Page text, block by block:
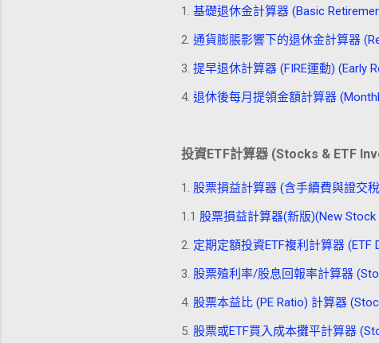
1. 基礎退休金計算器 (Basic
2. 通貨膨脹影響下的退休金計算器
3. 提早退休計算器 (FIRE運動) (Early
4. 退休後每月提領金額計算器
投資ETF計算器 (Stocks & ETF
1. 股票損益計算器 (含手續費與證交
1.1 股票損益計算器(新版)(New
2. 定期定額投資ETF複利計算器
3. 股票殖利率/股息回報率計算器
4. 股票本益比 (PE Ratio) 計算器
5. 股票或ETF買入成本攤平計算器